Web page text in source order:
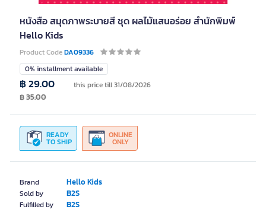
หนังสือ สมุดภาพระบายสี ชุด ผลไม้แสนอร่อย สำนักพิมพ์
Hello Kids
Product CodeDA09336
Brand Hello Kids
Sold by B2S
Fulfilled by B2S
0% installment available
READY
TO SHIP
ONLINE
ONLY
฿ 29.00 this price till 31/08/2026
฿35.00